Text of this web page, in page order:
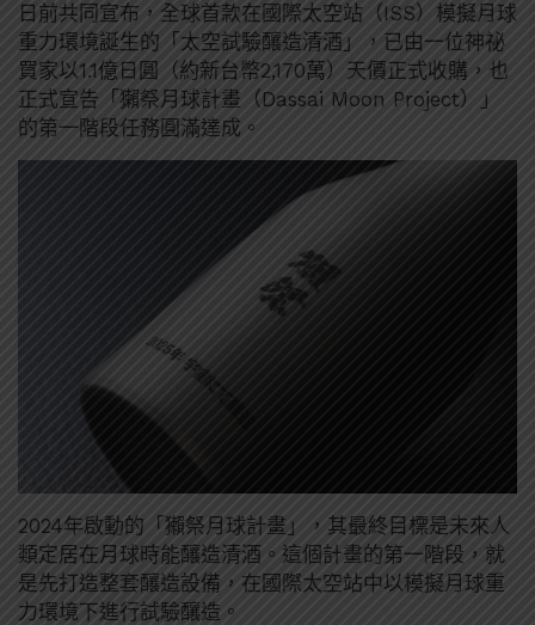
日前共同宣布，全球首款在國際太空站（ISS）模擬月球
重力環境誕生的「太空試驗釀造清酒」，已由一位神祕
買家以1.1億日圓（約新台幣2,170萬）天價正式收購，也
正式宣告「獺祭月球計畫（Dassai Moon Project）」
的第一階段任務圓滿達成。
2024年啟動的「獺祭月球計畫」，其最終目標是未來人
類定居在月球時能釀造清酒。這個計畫的第一階段，就
是先打造整套釀造設備，在國際太空站中以模擬月球重
力環境下進行試驗釀造。